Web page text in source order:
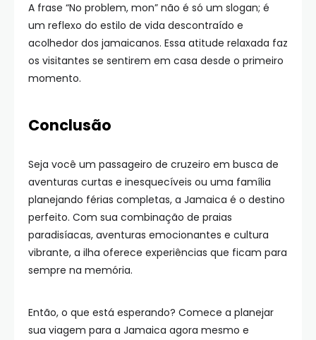
A frase “No problem, mon” não é só um slogan; é
um reflexo do estilo de vida descontraído e
acolhedor dos jamaicanos. Essa atitude relaxada faz
os visitantes se sentirem em casa desde o primeiro
momento.
Conclusão
Seja você um passageiro de cruzeiro em busca de
aventuras curtas e inesquecíveis ou uma família
planejando férias completas, a Jamaica é o destino
perfeito. Com sua combinação de praias
paradisíacas, aventuras emocionantes e cultura
vibrante, a ilha oferece experiências que ficam para
sempre na memória.
Então, o que está esperando? Comece a planejar
sua viagem para a Jamaica agora mesmo e